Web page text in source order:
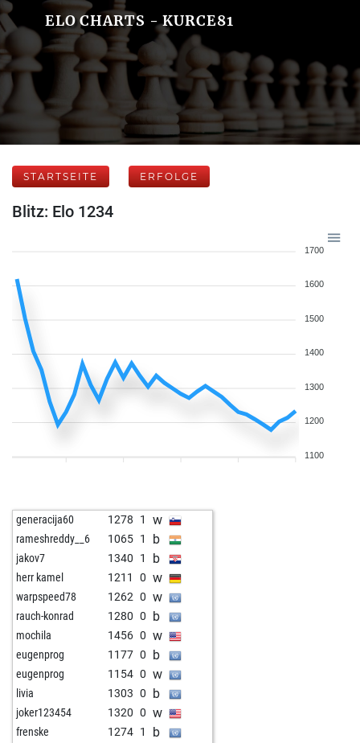
ELO CHARTS - KURCE81
STARTSEITE ERFOLGE
Blitz: Elo 1234
1700
1600
1500
1400
1300
1200
1100
generacija60 1278 1 w
rameshreddy__6 1065 1 b
jakov7 1340 1 b
herr kamel 1211 0 w
warpspeed78 1262 0 w
rauch-konrad 1280 0 b
mochila 1456 0 w
eugenprog 1177 0 b
eugenprog 1154 0 w
livia 1303 0 b
joker123454 1320 0 w
frenske 1274 1 b